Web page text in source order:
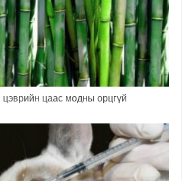
цэврийн цаас модны орцгүй